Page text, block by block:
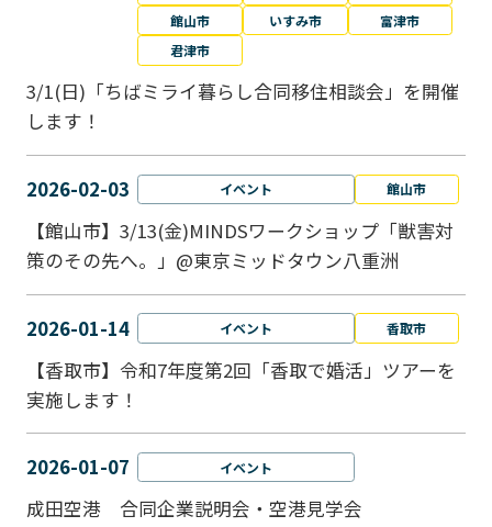
館山市
いすみ市
富津市
君津市
3/1(日)「ちばミライ暮らし合同移住相談会」を開催
します！
2026-02-03 イベント 館山市
【館山市】3/13(金)MINDSワークショップ「獣害対
策のその先へ。」@東京ミッドタウン八重洲
2026-01-14 イベント 香取市
【香取市】令和7年度第2回「香取で婚活」ツアーを
実施します！
2026-01-07 イベント
成田空港 合同企業説明会・空港見学会